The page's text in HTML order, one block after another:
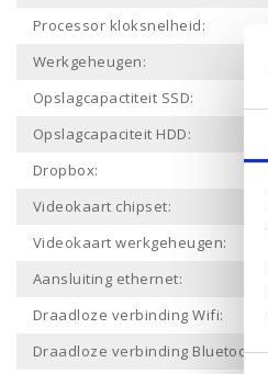
Processor kloksnelheid:
Werkgeheugen:
Opslagcapactiteit SSD:
Opslagcapaciteit HDD:
Dropbox:
Videokaart chipset:
Videokaart werkgeheugen:
Aansluiting ethernet:
Draadloze verbinding Wifi:
Draadloze verbinding Bluetooth: